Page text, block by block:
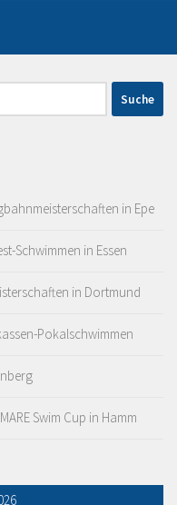
in Epe
Schwimmen in Essen
in Dortmund
Pokalschwimmen
Swim Cup in Hamm